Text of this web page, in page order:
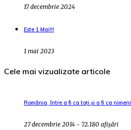
17 decembrie 2024
Este 1 Mai!!!
1 mai 2023
Cele mai vizualizate articole
România, între a fi ca toți și a fi ca nimeni
27 decembrie 2014 - 72.180 afișări